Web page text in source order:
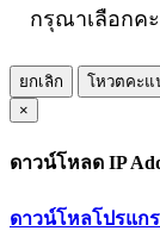
กรุณาเลือกค
ยกเลิก
โหวตคะแ
×
ดาวน์โหลด IP
ดาวน์โหลโปรแก